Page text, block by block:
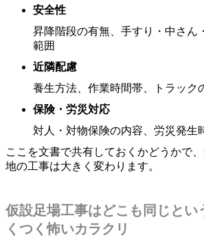
安全性
昇降階段の有無、手すり・中さん
範囲
近隣配慮
養生方法、作業時間帯、トラック
保険・労災対応
対人・対物保険の内容、労災発生
ここを文書で共有しておくかどうかで
地の工事は大きく変わります。
仮設足場工事はどこも同じとい
くつく怖いカラクリ